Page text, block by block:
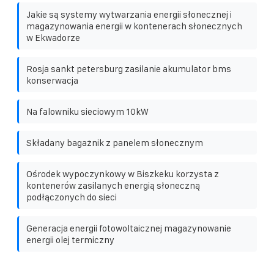
Jakie są systemy wytwarzania energii słonecznej i
magazynowania energii w kontenerach słonecznych
w Ekwadorze
Rosja sankt petersburg zasilanie akumulator bms
konserwacja
Na falowniku sieciowym 10kW
Składany bagażnik z panelem słonecznym
Ośrodek wypoczynkowy w Biszkeku korzysta z
kontenerów zasilanych energią słoneczną
podłączonych do sieci
Generacja energii fotowoltaicznej magazynowanie
energii olej termiczny